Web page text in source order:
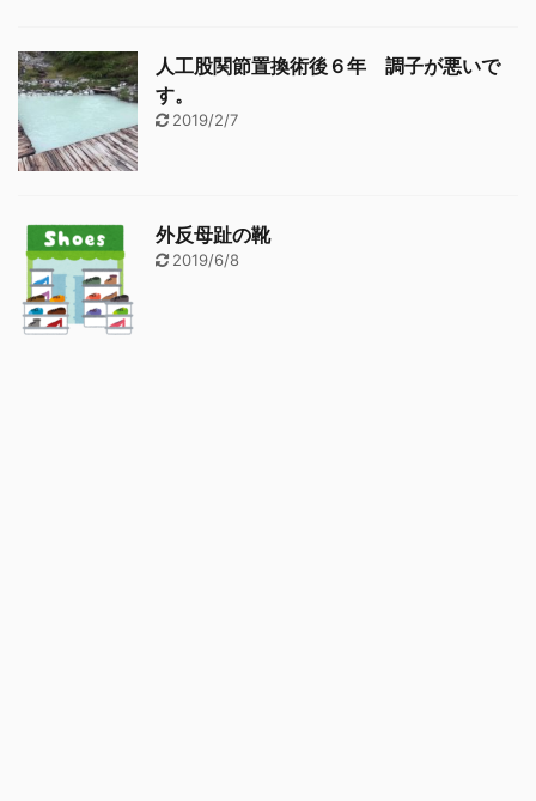
人工股関節置換術後６年 調子が悪いで
す。
2019/2/7
外反母趾の靴
2019/6/8